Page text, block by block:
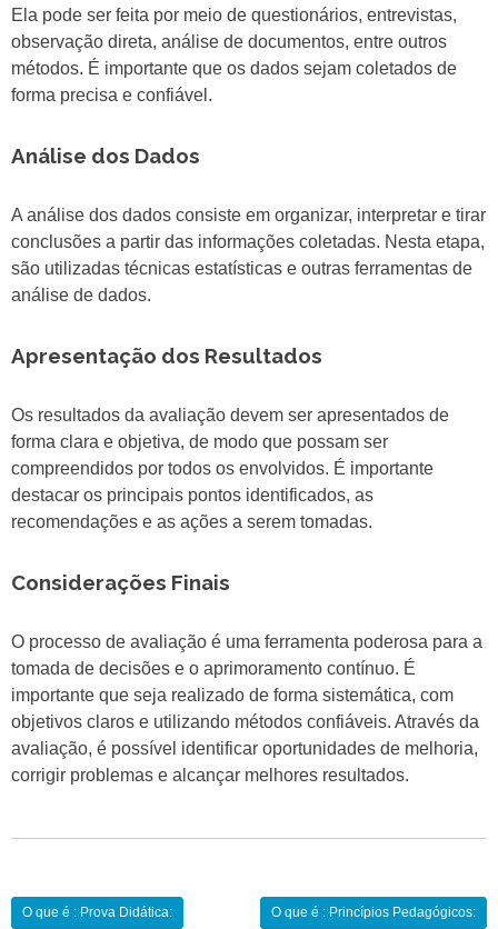
Ela pode ser feita por meio de questionários, entrevistas,
observação direta, análise de documentos, entre outros
métodos. É importante que os dados sejam coletados de
forma precisa e confiável.
Análise dos Dados
A análise dos dados consiste em organizar, interpretar e tirar
conclusões a partir das informações coletadas. Nesta etapa,
são utilizadas técnicas estatísticas e outras ferramentas de
análise de dados.
Apresentação dos Resultados
Os resultados da avaliação devem ser apresentados de
forma clara e objetiva, de modo que possam ser
compreendidos por todos os envolvidos. É importante
destacar os principais pontos identificados, as
recomendações e as ações a serem tomadas.
Considerações Finais
O processo de avaliação é uma ferramenta poderosa para a
tomada de decisões e o aprimoramento contínuo. É
importante que seja realizado de forma sistemática, com
objetivos claros e utilizando métodos confiáveis. Através da
avaliação, é possível identificar oportunidades de melhoria,
corrigir problemas e alcançar melhores resultados.
Navegação
O que é : Prova Didática: O que é : Princípios Pedagógicos: